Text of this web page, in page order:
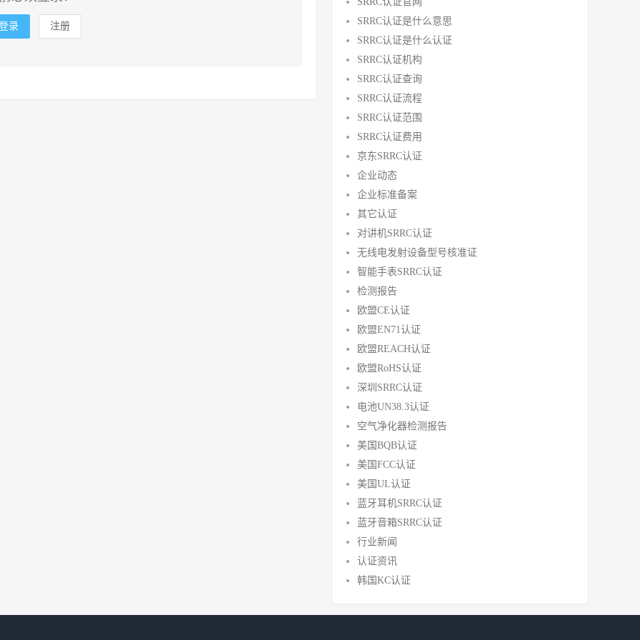
录 注册
SRRC认证是什么意思
SRRC认证是什么认证
SRRC认证机构
SRRC认证查询
SRRC认证流程
SRRC认证范围
SRRC认证费用
京东SRRC认证
企业动态
企业标准备案
其它认证
对讲机SRRC认证
无线电发射设备型号核准证
智能手表SRRC认证
检测报告
欧盟CE认证
欧盟EN71认证
欧盟REACH认证
欧盟RoHS认证
深圳SRRC认证
电池UN38.3认证
空气净化器检测报告
美国BQB认证
美国FCC认证
美国UL认证
蓝牙耳机SRRC认证
蓝牙音箱SRRC认证
行业新闻
认证资讯
韩国KC认证